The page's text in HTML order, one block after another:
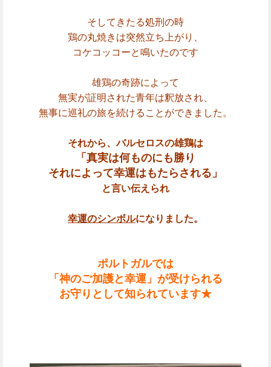
そしてきたる処刑の時
鶏の丸焼きは突然立ち上がり、
コケコッコーと鳴いたのです
雄鶏の奇跡によって
無実が証明された青年は釈放され、
無事に巡礼の旅を続けることができました。
それから、バルセロスの雄鶏は
「 真実は何ものにも勝り
それによって幸運はもたらされる 」
と言い伝えられ
幸運のシンボルになりました。
ポルトガルでは
「神のご加護と幸運」が受けられる
お守りとして知られています★